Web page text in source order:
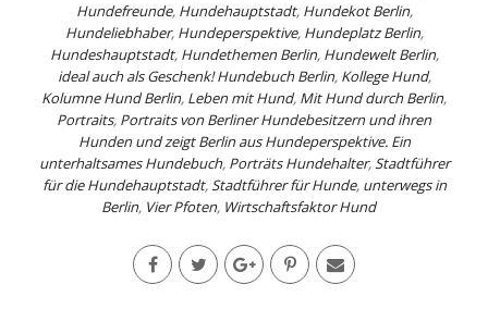
Hundefreunde, Hundehauptstadt, Hundekot Berlin,
Hundeliebhaber, Hundeperspektive, Hundeplatz Berlin,
Hundeshauptstadt, Hundethemen Berlin, Hundewelt Berlin,
ideal auch als Geschenk! Hundebuch Berlin, Kollege Hund,
Kolumne Hund Berlin, Leben mit Hund, Mit Hund durch Berlin,
Portraits, Portraits von Berliner Hundebesitzern und ihren
Hunden und zeigt Berlin aus Hundeperspektive. Ein
unterhaltsames Hundebuch, Porträts Hundehalter,Stadtführer
für die Hundehauptstadt,Stadtführer für Hunde, unterwegs in
Berlin, Vier Pfoten, Wirtschaftsfaktor Hund